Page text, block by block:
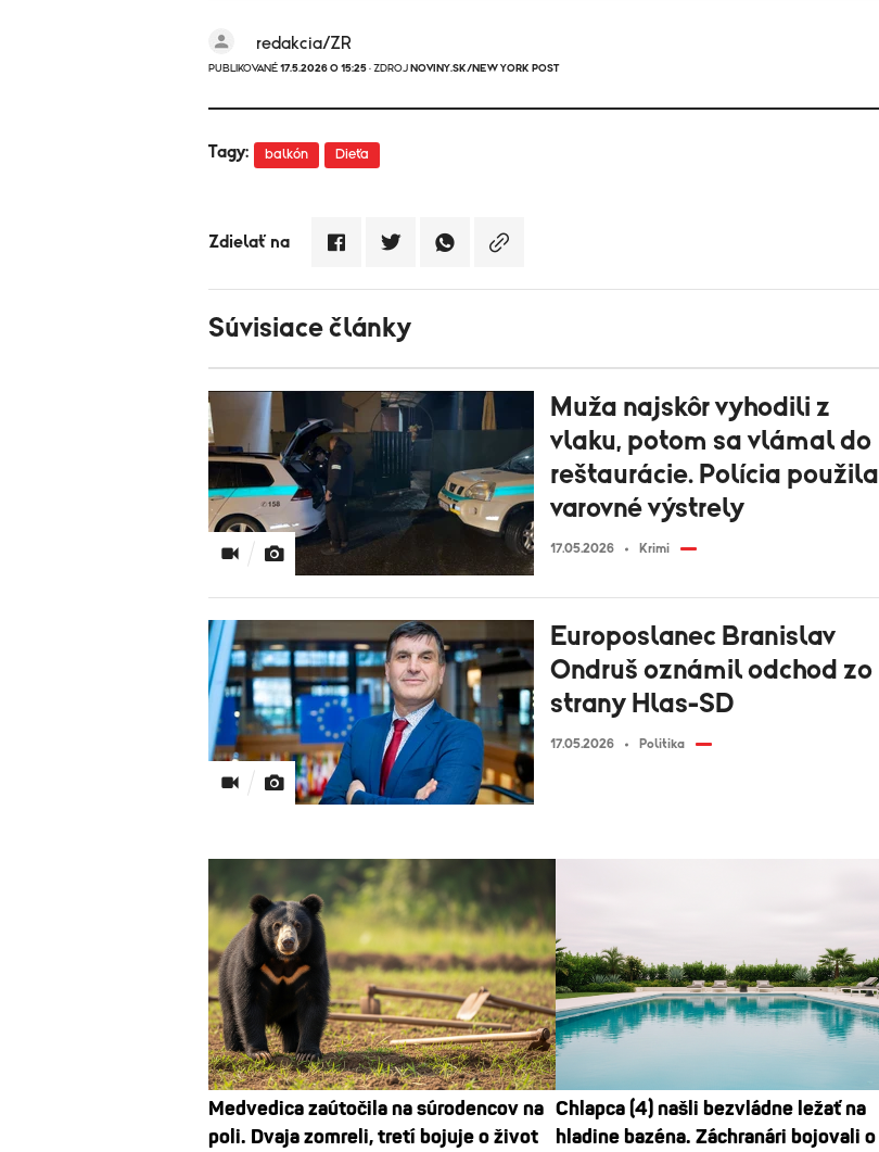
redakcia/ZR
PUBLIKOVANÉ 17.5.2026 O 15:25 · ZDROJ NOVINY.SK/NEW YORK POST
Tagy: balkón Dieťa
Zdielať na
Súvisiace články
Muža najskôr vyhodili z
vlaku, potom sa vlámal do
reštaurácie. Polícia použila
varovné výstrely
17.05.2026 Krimi
Europoslanec Branislav
Ondruš oznámil odchod zo
strany Hlas-SD
17.05.2026 Politika
Medvedica zaútočila na súrodencov na
poli. Dvaja zomreli, tretí bojuje o život
Chlapca (4) našli bezvládne ležať na
hladine bazéna. Záchranári bojovali o